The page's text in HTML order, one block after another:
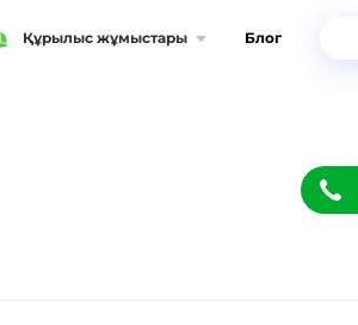
Құрылыс жұмыстары Блог